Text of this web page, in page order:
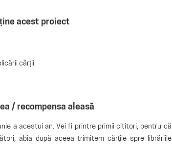
acest proiect
cărții.
/ recompensa aleasă
a acestui an. Vei fi printre primii cititori, pentru că
abia după aceea trimitem cărțile spre librăriile